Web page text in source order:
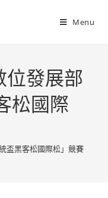
Menu
位發展部
松國際
盃黑客松國際松」競賽